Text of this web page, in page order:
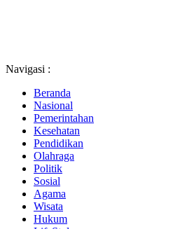
Navigasi :
Beranda
Nasional
Pemerintahan
Kesehatan
Pendidikan
Olahraga
Politik
Sosial
Agama
Wisata
Hukum